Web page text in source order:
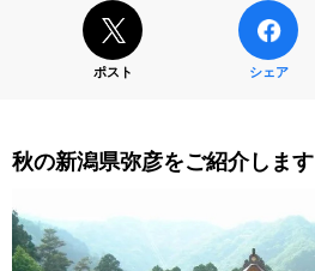
ポスト シェア
秋の新潟県弥彦をご紹介します